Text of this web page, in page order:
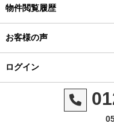
物件閲覧履歴
お客様の声
ログイン